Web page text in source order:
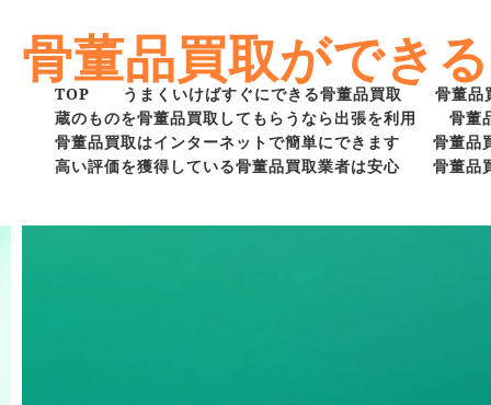
骨董品買取ができ
TOP うまくいけばすぐにできる骨董品買取
骨董品
蔵のものを骨董品買取してもらうなら出張を利用
骨董
骨董品買取はインターネットで簡単にできます
骨董品
高い評価を獲得している骨董品買取業者は安心
骨董品